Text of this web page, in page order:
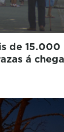
de
á